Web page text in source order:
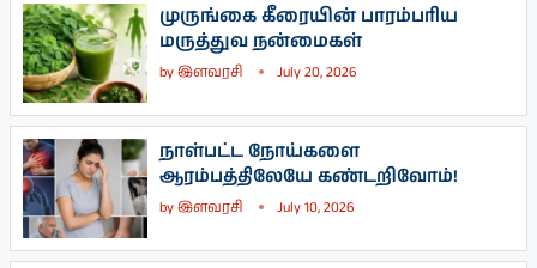
முருங்கை கீரையின் பாரம்பரிய
மருத்துவ நன்மைகள்
byஇளவரசி July 20, 2026
நாள்பட்ட நோய்களை
ஆரம்பத்திலேயே கண்டறிவோம்!
byஇளவரசி July 10, 2026